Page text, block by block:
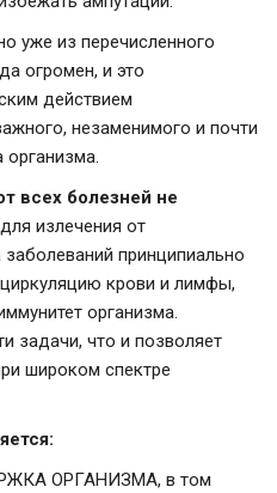
уже из перечисленного
огромен, и это
действием
незаменимого и почти
организма.
всех болезней не
излечения от
принципиально
крови и лимфы,
организма.
задачи, что и позволяет
широком спектре
ОРГАНИЗМА, в том